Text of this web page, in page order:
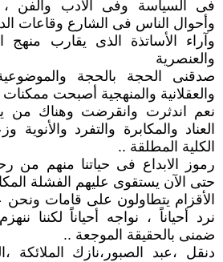
فى السياسة وفى الأدب والفن ،
وأحوال الناس فى الشارع وقاعات
وآراء الأساتذة الذى يقارب منهج
والعنصرية
صدقنى الحجة بالحجة
والعقلانية والمنهجية أصبحت
نعم اندثرت وانقرضت وهناك من
العناد والمكابرة والتفرد والأنوية
الكلية المطلقة ..
رموز الابداع فى حياتنا منهم من
حتى الآن يستقوى عليهم الفشلة
الأقزام يتطاولون على قامات
نرد أحياناً ، نواجه أحياناً لكننا
ضمنى بالحقيقة الموجعة ..
دنقل ،عبد الصبور،نازك الملائكة